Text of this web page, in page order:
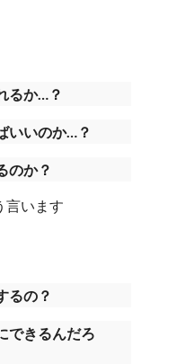
るか…？
いいのか…？
のか？
言います
るの？
できるんだろ